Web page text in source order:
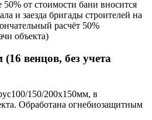
от стоимости бани вносится
и заезда бригады строителей на
расчёт 50%
объекта)
венцов, без учета
150/200х150мм, в
Обработана огнебиозащитным